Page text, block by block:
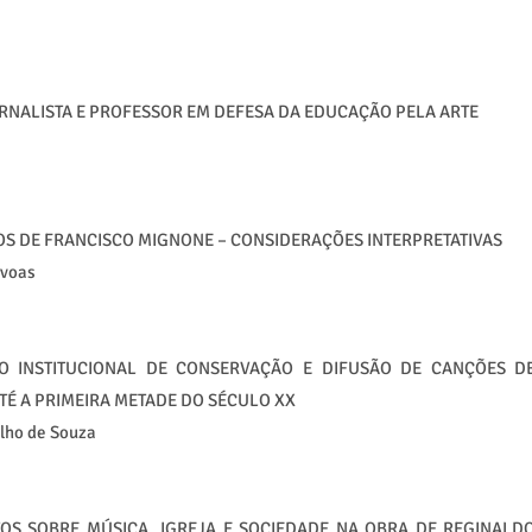
E PROFESSOR EM DEFESA DA EDUCAÇÃO PELA ARTE
DE FRANCISCO MIGNONE – CONSIDERAÇÕES INTERPRETATIVAS
DE CONSERVAÇÃO E DIFUSÃO DE CANÇÕES
A PRIMEIRA METADE DO SÉCULO XX
de Souza